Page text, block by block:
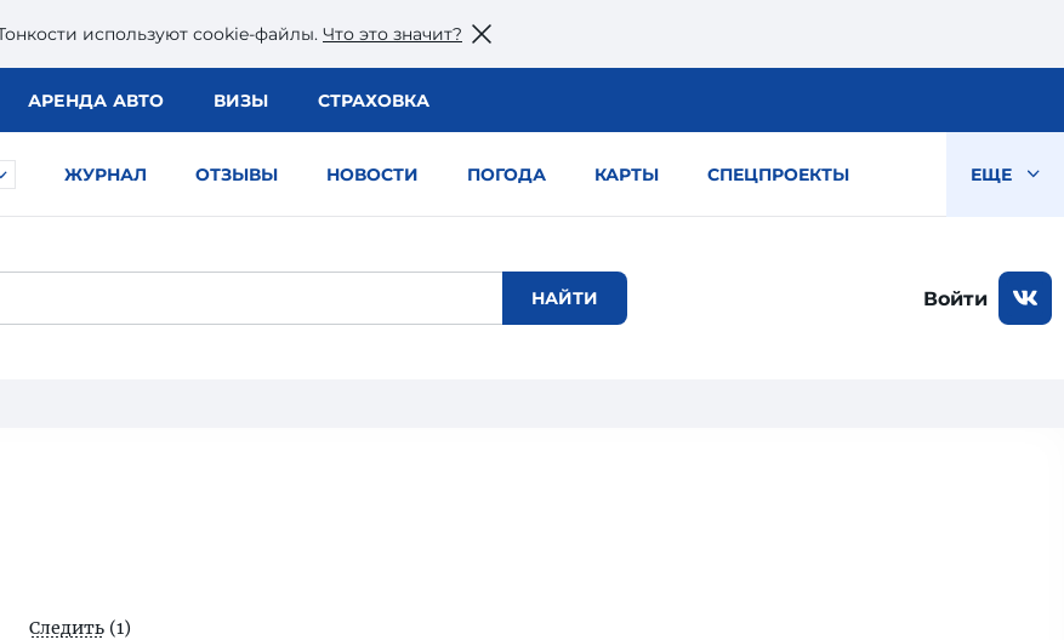
используют сookie-файлы. Что это значит?
АРЕНДА АВТО ВИЗЫ СТРАХОВКА
ЖУРНАЛ ОТЗЫВЫ НОВОСТИ ПОГОДА КАРТЫ СПЕЦПРОЕКТЫ ЕЩЕ
Войти
Следить (1)